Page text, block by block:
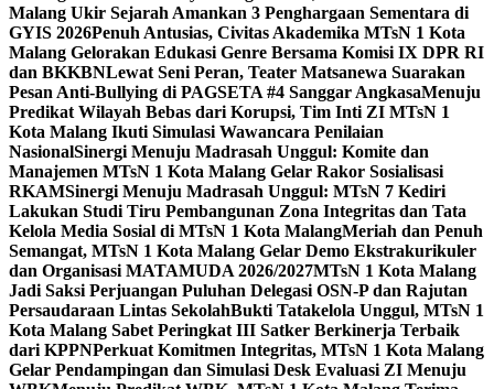
Malang Ukir Sejarah Amankan 3 Penghargaan Sementara di
GYIS 2026Penuh Antusias, Civitas Akademika MTsN 1 Kota
Malang Gelorakan Edukasi Genre Bersama Komisi IX DPR RI
dan BKKBNLewat Seni Peran, Teater Matsanewa Suarakan
Pesan Anti-Bullying di PAGSETA #4 Sanggar AngkasaMenuju
Predikat Wilayah Bebas dari Korupsi, Tim Inti ZI MTsN 1
Kota Malang Ikuti Simulasi Wawancara Penilaian
NasionalSinergi Menuju Madrasah Unggul: Komite dan
Manajemen MTsN 1 Kota Malang Gelar Rakor Sosialisasi
RKAMSinergi Menuju Madrasah Unggul: MTsN 7 Kediri
Lakukan Studi Tiru Pembangunan Zona Integritas dan Tata
Kelola Media Sosial di MTsN 1 Kota MalangMeriah dan Penuh
Semangat, MTsN 1 Kota Malang Gelar Demo Ekstrakurikuler
dan Organisasi MATAMUDA 2026/2027MTsN 1 Kota Malang
Jadi Saksi Perjuangan Puluhan Delegasi OSN-P dan Rajutan
Persaudaraan Lintas SekolahBukti Tatakelola Unggul, MTsN 1
Kota Malang Sabet Peringkat III Satker Berkinerja Terbaik
dari KPPNPerkuat Komitmen Integritas, MTsN 1 Kota Malang
Gelar Pendampingan dan Simulasi Desk Evaluasi ZI Menuju